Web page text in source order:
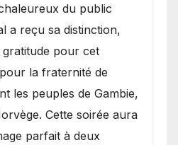
du public
a reçu sa distinction,
pour cet
la fraternité de
les peuples de Gambie,
Cette soirée aura
parfait à deux